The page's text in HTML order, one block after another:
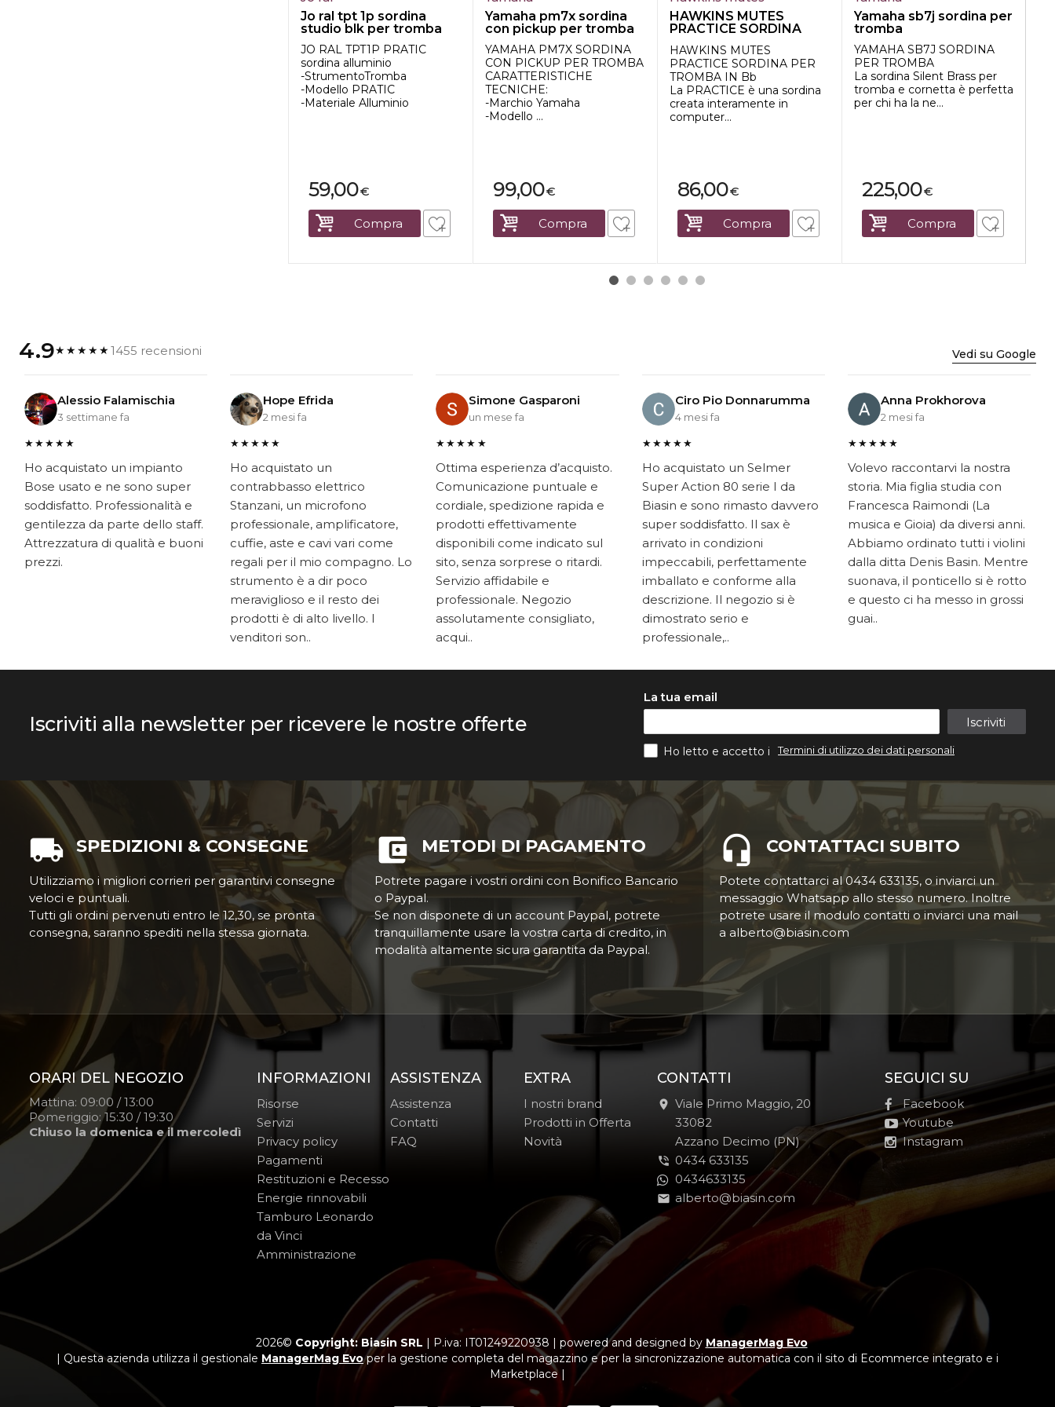
Jo ral tpt 1p sordina
studio blk per tromba
JO RAL TPT1P PRATIC
sordina alluminio
-StrumentoTromba
-Modello PRATIC
-Materiale Alluminio
€
59,00
Compra
Yamaha pm7x sordina
con pickup per tromba
YAMAHA PM7X SORDINA
CON PICKUP PER TROMBA
CARATTERISTICHE
TECNICHE:
-Marchio Yamaha
-Modello ...
€
99,00
Compra
HAWKINS MUTES
PRACTICE SORDINA
HAWKINS MUTES
PRACTICE SORDINA PER
TROMBA IN Bb
La PRACTICE è una sordina
creata interamente in
computer...
€
86,00
Compra
Yamaha sb7j sordina per
tromba
YAMAHA SB7J SORDINA
PER TROMBA
La sordina Silent Brass per
tromba e cornetta è perfetta
per chi ha la ne...
€
225,00
Compra
4.9★★★★★1455 recensioni Vedi su Google
Alessio Falamischia
3 settimane fa
★★★★★
Ho acquistato un impianto
Bose usato e ne sono super
soddisfatto. Professionalità e
gentilezza da parte dello staff.
Attrezzatura di qualità e buoni
prezzi.
Hope Efrida
2 mesi fa
★★★★★
Ho acquistato un
contrabbasso elettrico
Stanzani, un microfono
professionale, amplificatore,
cuffie, aste e cavi vari come
regali per il mio compagno. Lo
strumento è a dir poco
meraviglioso e il resto dei
prodotti è di alto livello. I
venditori son..
Simone Gasparoni
un mese fa
★★★★★
Ottima esperienza d’acquisto.
Comunicazione puntuale e
cordiale, spedizione rapida e
prodotti effettivamente
disponibili come indicato sul
sito, senza sorprese o ritardi.
Servizio affidabile e
professionale. Negozio
assolutamente consigliato,
acqui..
Ciro Pio Donnarumma
4 mesi fa
★★★★★
Ho acquistato un Selmer
Super Action 80 serie I da
Biasin e sono rimasto davvero
super soddisfatto. Il sax è
arrivato in condizioni
impeccabili, perfettamente
imballato e conforme alla
descrizione. Il negozio si è
dimostrato serio e
professionale,..
Anna Prokhorova
2 mesi fa
★★★★★
Volevo raccontarvi la nostra
storia. Mia figlia studia con
Francesca Raimondi (La
musica e Gioia) da diversi anni.
Abbiamo ordinato tutti i violini
dalla ditta Denis Basin. Mentre
suonava, il ponticello si è rotto
e questo ci ha messo in grossi
guai..
Iscriviti alla newsletter per ricevere le nostre offerte
La tua email
Iscriviti
Ho letto e accetto i Termini di utilizzo dei dati personali
SPEDIZIONI & CONSEGNE
Utilizziamo i migliori corrieri per garantirvi consegne
veloci e puntuali.
Tutti gli ordini pervenuti entro le 12,30, se pronta
consegna, saranno spediti nella stessa giornata.
METODI DI PAGAMENTO
Potrete pagare i vostri ordini con Bonifico Bancario
o Paypal.
Se non disponete di un account Paypal, potrete
tranquillamente usare la vostra carta di credito, in
modalità altamente sicura garantita da Paypal.
CONTATTACI SUBITO
Potete contattarci al 0434 633135, o inviarci un
messaggio Whatsapp allo stesso numero. Inoltre
potrete usare il modulo contatti o inviarci una mail
a alberto@biasin.com
ORARI DEL NEGOZIO
Mattina: 09:00 / 13:00
Pomeriggio: 15:30 / 19:30
Chiuso la domenica e il mercoledì
INFORMAZIONI
Risorse
Servizi
Privacy policy
Pagamenti
Restituzioni e Recesso
Energie rinnovabili
Tamburo Leonardo
da Vinci
Amministrazione
ASSISTENZA
Assistenza
Contatti
FAQ
EXTRA
I nostri brand
Prodotti in Offerta
Novità
CONTATTI
Viale Primo Maggio, 20
-
33082
-
Azzano Decimo (PN)
0434 633135
0434633135
alberto@biasin.com
SEGUICI SU
Facebook
Youtube
Instagram
2026© Copyright: Biasin SRL | P.iva: IT01249220938 | powered and designed by ManagerMag Evo
| Questa azienda utilizza il gestionale ManagerMag Evoper la gestione completa del magazzino e per la sincronizzazione automatica con il sito di Ecommerce integrato e i
Marketplace |